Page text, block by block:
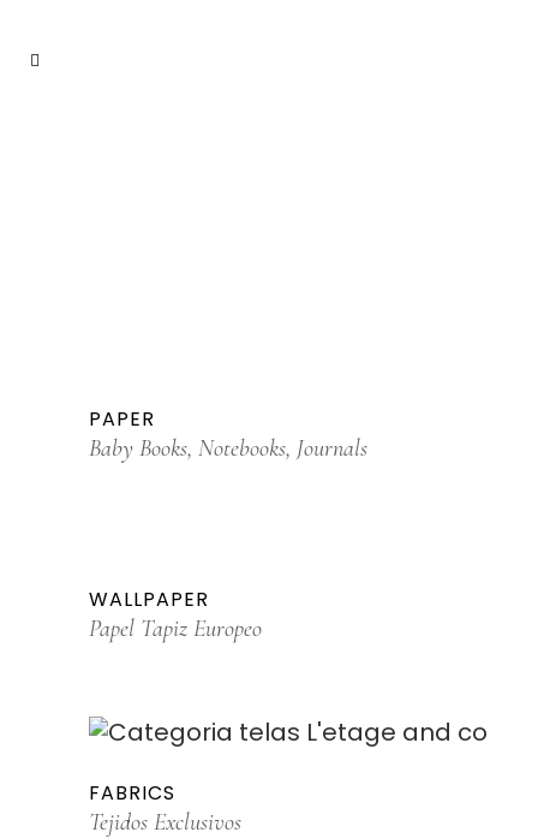
PAPER
Baby Books, Notebooks, Journals
WALLPAPER
Papel Tapiz Europeo
FABRICS
Tejidos Exclusivos